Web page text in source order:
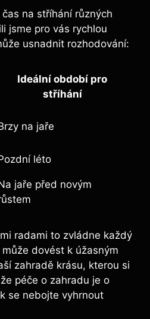
na stříhání různých
jsme pro vás rychlou
usnadnit rozhodování:
Ideální období pro
stříhání
na jaře
léto
jaře před novým
radami to zvládne každý
dovést k úžasným
zahradě krásu, kterou si
péče o zahradu je o
se nebojte vyhrnout